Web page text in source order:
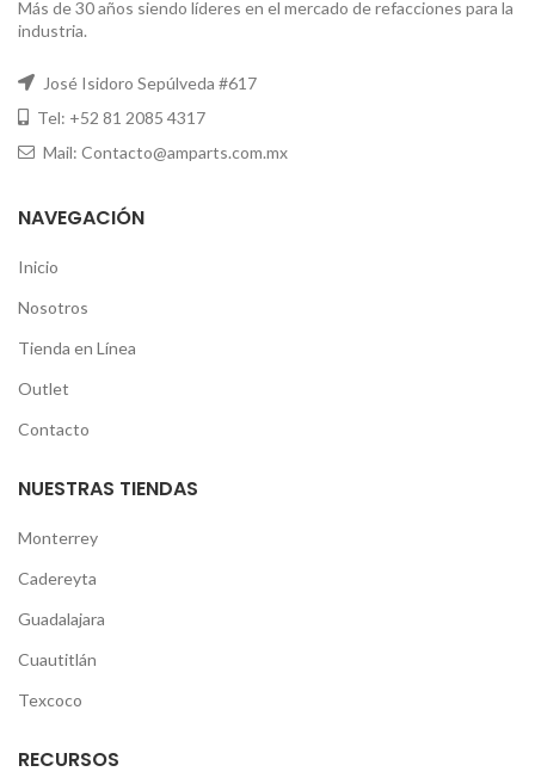
Más de 30 años siendo líderes en el mercado de refacciones para la
industria.
José Isidoro Sepúlveda #617
Tel: +52 81 2085 4317
Mail: Contacto@amparts.com.mx
NAVEGACIÓN
Inicio
Nosotros
Tienda en Línea
Outlet
Contacto
NUESTRAS TIENDAS
Monterrey
Cadereyta
Guadalajara
Cuautitlán
Texcoco
RECURSOS